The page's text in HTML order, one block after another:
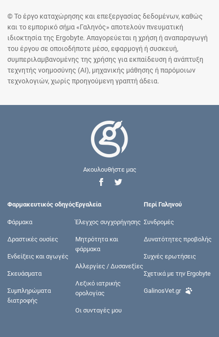
© Το έργο καταχώρησης και επεξεργασίας δεδομένων, καθώς
και το εμπορικό σήμα «Γαληνός» αποτελούν πνευματική
ιδιοκτησία της Ergobyte. Απαγορεύεται η χρήση ή αναπαραγωγή
του έργου σε οποιοδήποτε μέσο, εφαρμογή ή συσκευή,
συμπεριλαμβανομένης της χρήσης για εκπαίδευση ή ανάπτυξη
τεχνητής νοημοσύνης (AI), μηχανικής μάθησης ή παρόμοιων
τεχνολογιών, χωρίς προηγούμενη γραπτή άδεια.
Ακουλουθήστε μας
Φαρμακευτικός οδηγός
Φάρμακα
Δραστικές ουσίες
Ενδείξεις και αγωγές
Σκευάσματα
Συμπληρώματα
διατροφής
Εργαλεία
Έλεγχος συγχορήγησης
Μητρότητα και
φάρμακα
Αλλεργίες / Δυσανεξίες
Λεξικό ιατρικής
ορολογίας
Οι συνταγές μου
Περί Γαληνού
Συνδρομές
Δυνατότητες προβολής
Συχνές ερωτήσεις
Σχετικά με την Ergobyte
GalinosVet.gr